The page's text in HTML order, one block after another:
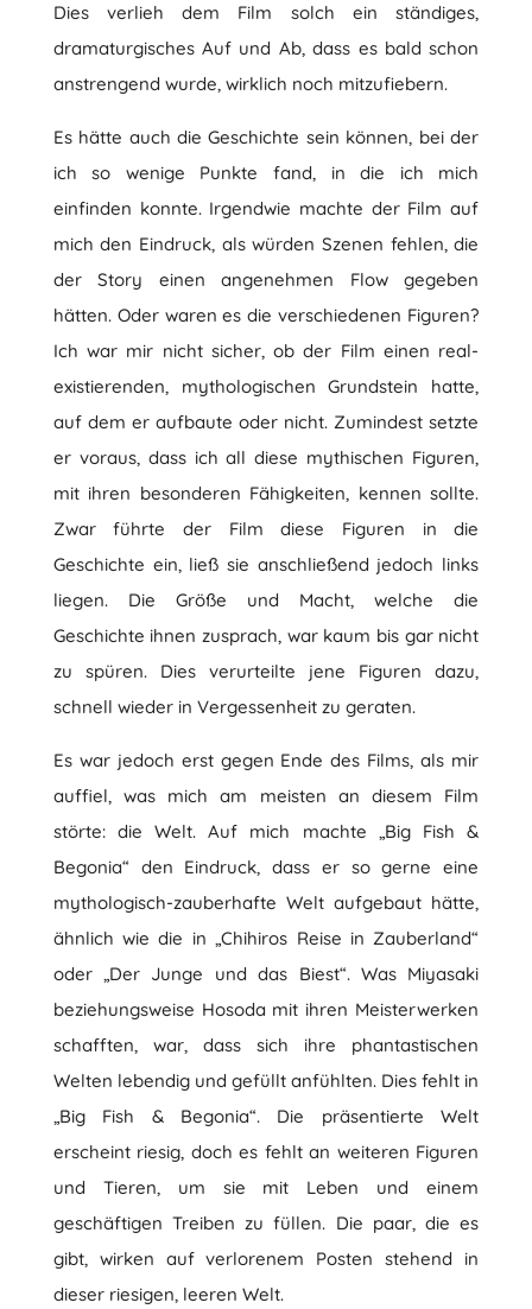
Dies verlieh dem Film solch ein ständiges,
dramaturgisches Auf und Ab, dass es bald schon
anstrengend wurde, wirklich noch mitzufiebern.
Es hätte auch die Geschichte sein können, bei der
ich so wenige Punkte fand, in die ich mich
einfinden konnte. Irgendwie machte der Film auf
mich den Eindruck, als würden Szenen fehlen, die
der Story einen angenehmen Flow gegeben
hätten. Oder waren es die verschiedenen Figuren?
Ich war mir nicht sicher, ob der Film einen real-
existierenden, mythologischen Grundstein hatte,
auf dem er aufbaute oder nicht. Zumindest setzte
er voraus, dass ich all diese mythischen Figuren,
mit ihren besonderen Fähigkeiten, kennen sollte.
Zwar führte der Film diese Figuren in die
Geschichte ein, ließ sie anschließend jedoch links
liegen. Die Größe und Macht, welche die
Geschichte ihnen zusprach, war kaum bis gar nicht
zu spüren. Dies verurteilte jene Figuren dazu,
schnell wieder in Vergessenheit zu geraten.
Es war jedoch erst gegen Ende des Films, als mir
auffiel, was mich am meisten an diesem Film
störte: die Welt. Auf mich machte „Big Fish &
Begonia“ den Eindruck, dass er so gerne eine
mythologisch-zauberhafte Welt aufgebaut hätte,
ähnlich wie die in „Chihiros Reise in Zauberland“
oder „Der Junge und das Biest“. Was Miyasaki
beziehungsweise Hosoda mit ihren Meisterwerken
schafften, war, dass sich ihre phantastischen
Welten lebendig und gefüllt anfühlten. Dies fehlt in
„Big Fish & Begonia“. Die präsentierte Welt
erscheint riesig, doch es fehlt an weiteren Figuren
und Tieren, um sie mit Leben und einem
geschäftigen Treiben zu füllen. Die paar, die es
gibt, wirken auf verlorenem Posten stehend in
dieser riesigen, leeren Welt.